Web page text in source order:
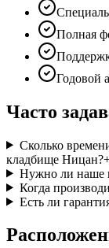
Полная
Годовой
Часто
Сколько
кладбище Ницан?
Нужно ли наше
Когда
Есть ли